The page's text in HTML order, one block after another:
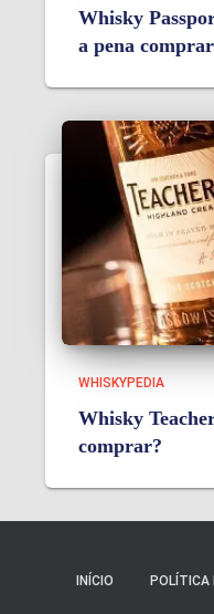
Whisky
a pena
WHISKYPEDIA
Whisky
comprar?
INÍCIO POLÍTICA